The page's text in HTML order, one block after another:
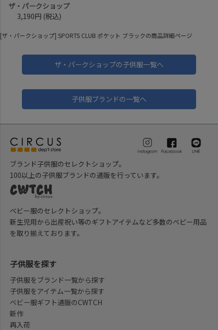
ザ・パークショップ
3,190円 (税込)
[ザ・パークショップ] SPORTS CLUB ポケット ブラックの商品詳細ページ
ザ・パークショップの子供服一覧へ
子供服ブランドの一覧へ
ブランド子供服のセレクトショップ。
100以上の子供服ブランドの通販を行っています。
ベビー服のセレクトショップ。
新生児用から出産祝い等のギフトアイテムなど多数のベビー用品
を取り揃えております。
子供服を探す
子供服をブランド一覧から探す
子供服をアイテム一覧から探す
ベビー服ギフト通販のCWTCH
新作
再入荷